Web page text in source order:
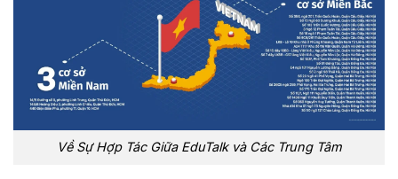
Về Sự Hợp Tác Giữa EduTalk và Các Trung Tâm